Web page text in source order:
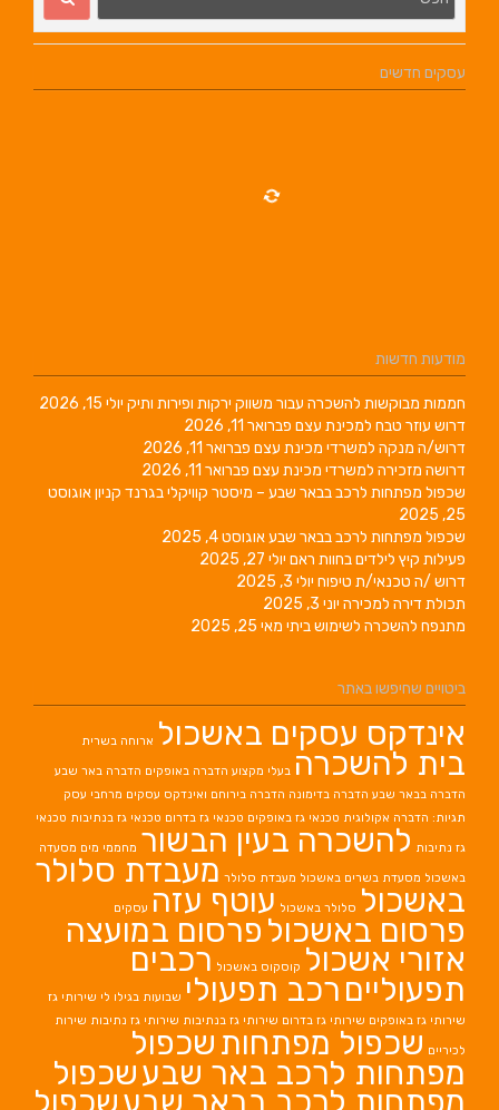
עסקים חדשים
מודעות חדשות
חממות מבוקשות להשכרה עבור משווק ירקות ופירות ותיק יולי 15, 2026
דרוש עוזר טבח למכינת עצם פברואר 11, 2026
דרוש/ה מנקה למשרדי מכינת עצם פברואר 11, 2026
דרושה מזכירה למשרדי מכינת עצם פברואר 11, 2026
שכפול מפתחות לרכב בבאר שבע – מיסטר קוויקלי בגרנד קניוןאוגוסט
25, 2025
שכפול מפתחות לרכב בבאר שבעאוגוסט 4, 2025
פעילות קיץ לילדים בחוות ראם יולי 27, 2025
דרוש /ה טכנאי/ת טיפוח יולי 3, 2025
תכולת דירה למכירה יוני 3, 2025
מתנפח להשכרה לשימוש ביתי מאי 25, 2025
ביטויים שחיפשו באתר
אינדקס עסקים באשכול ארוחה בשרית
בית להשכרה בעלי מקצוע הדברה באופקים הדברה באר שבע
הדברה בבאר שבע הדברה בדימונה הדברה בירוחם ואינדקס עסקים מרחבי עסק
תגיות: הדברה אקולוגית טכנאי גז באופקים טכנאי גז בדרום טכנאי גז בנתיבות טכנאי
גז נתיבות להשכרה בעין הבשור מחממי מים מסעדה
באשכול מסעדת בשרים באשכול מעבדת סלולר מעבדת סלולר
באשכול סלולר באשכול עוטף עזה עסקים
פרסום באשכול פרסום במועצה
אזורי אשכול קוסקוס באשכול רכבים
תפעוליים רכב תפעולי שבועות בגילו לי שירותי גז
שירותי גז באופקים שירותי גז בדרום שירותי גז בנתיבות שירותי גז נתיבות שירות
לכיריים שכפול מפתחות שכפול
מפתחות לרכב באר שבעשכפול